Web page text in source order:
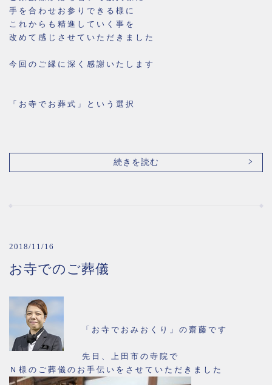
手を合わせお参りできる様に
これからも精進していく事を
改めて感じさせていただきました
今回のご縁に深く感謝いたします
「お寺でお葬式」という選択
続きを読む
2018/11/16
お寺でのご葬儀
「お寺でおみおくり」の齋藤です
先日、上田市の寺院で
Ｎ様のご葬儀のお手伝いをさせていただきました